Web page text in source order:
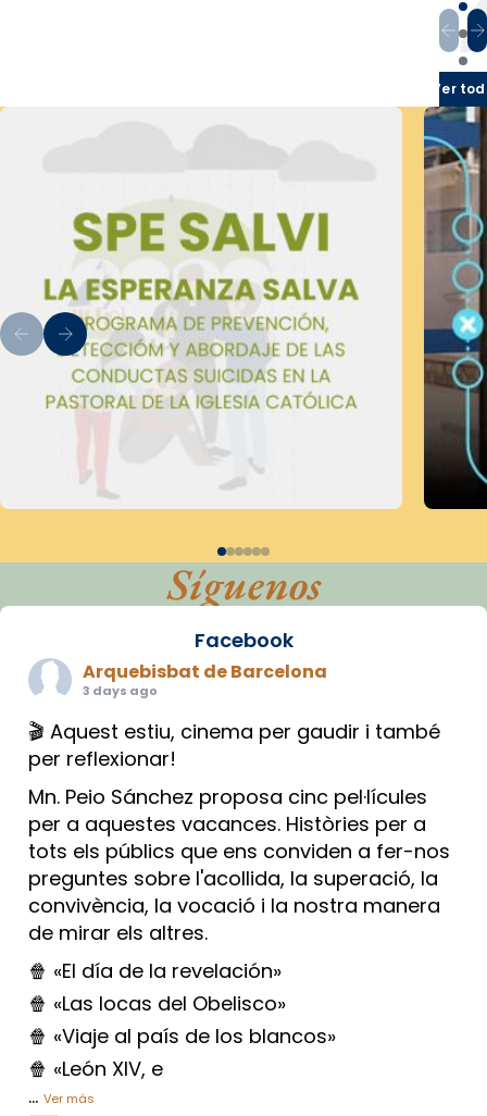
Ver
Síguenos
Facebook
Arquebisbat de Barcelona
3 days ago
🎬 Aquest estiu, cinema per gaudir i també
per reflexionar!
Mn. Peio Sánchez proposa cinc pel·lícules
per a aquestes vacances. Històries per a
tots els públics que ens conviden a fer-nos
preguntes sobre l'acollida, la superació, la
convivència, la vocació i la nostra manera
de mirar els altres.
🍿 «El día de la revelación»
🍿 «Las locas del Obelisco»
🍿 «Viaje al país de los blancos»
🍿 «León XIV, e
... Ver más